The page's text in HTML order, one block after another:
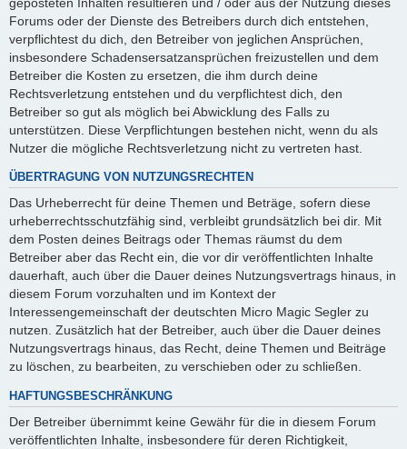
Forums oder der Dienste des Betreibers durch dich entstehen,
verpflichtest du dich, den Betreiber von jeglichen Ansprüchen,
insbesondere Schadensersatzansprüchen freizustellen und dem
Betreiber die Kosten zu ersetzen, die ihm durch deine
Rechtsverletzung entstehen und du verpflichtest dich, den
Betreiber so gut als möglich bei Abwicklung des Falls zu
unterstützen. Diese Verpflichtungen bestehen nicht, wenn du als
Nutzer die mögliche Rechtsverletzung nicht zu vertreten hast.
ÜBERTRAGUNG VON NUTZUNGSRECHTEN
Das Urheberrecht für deine Themen und Beträge, sofern diese
urheberrechtsschutzfähig sind, verbleibt grundsätzlich bei dir. Mit
dem Posten deines Beitrags oder Themas räumst du dem
Betreiber aber das Recht ein, die vor dir veröffentlichten Inhalte
dauerhaft, auch über die Dauer deines Nutzungsvertrags hinaus, in
diesem Forum vorzuhalten und im Kontext der
Interessengemeinschaft der deutschten Micro Magic Segler zu
nutzen. Zusätzlich hat der Betreiber, auch über die Dauer deines
Nutzungsvertrags hinaus, das Recht, deine Themen und Beiträge
zu löschen, zu bearbeiten, zu verschieben oder zu schließen.
HAFTUNGSBESCHRÄNKUNG
Der Betreiber übernimmt keine Gewähr für die in diesem Forum
veröffentlichten Inhalte, insbesondere für deren Richtigkeit,